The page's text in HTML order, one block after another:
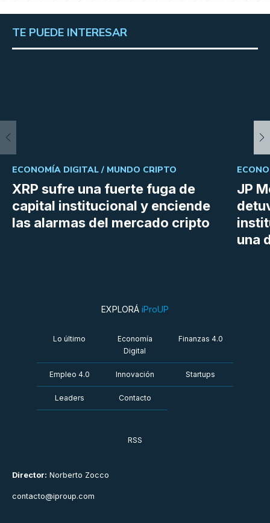
TE PUEDE INTERESAR
XRP sufre una fuerte fuga de
capital institucional y enciende
las alarmas del mercado cripto
ECONOMÍA DIGITAL / MUNDO CRIPTO
JP
una
Director: Norberto Zocco
contacto@iproup.com
EXPLORÁ iProUP
Lo último
Economía
Digital
Finanzas 4.0
Empleo 4.0 Innovación Startups
Leaders Contacto
RSS